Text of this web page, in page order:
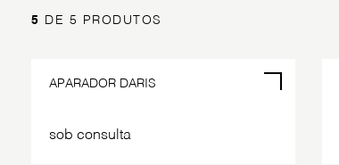
5 DE 5 PRODUTOS
APARADOR DARIS
sob consulta